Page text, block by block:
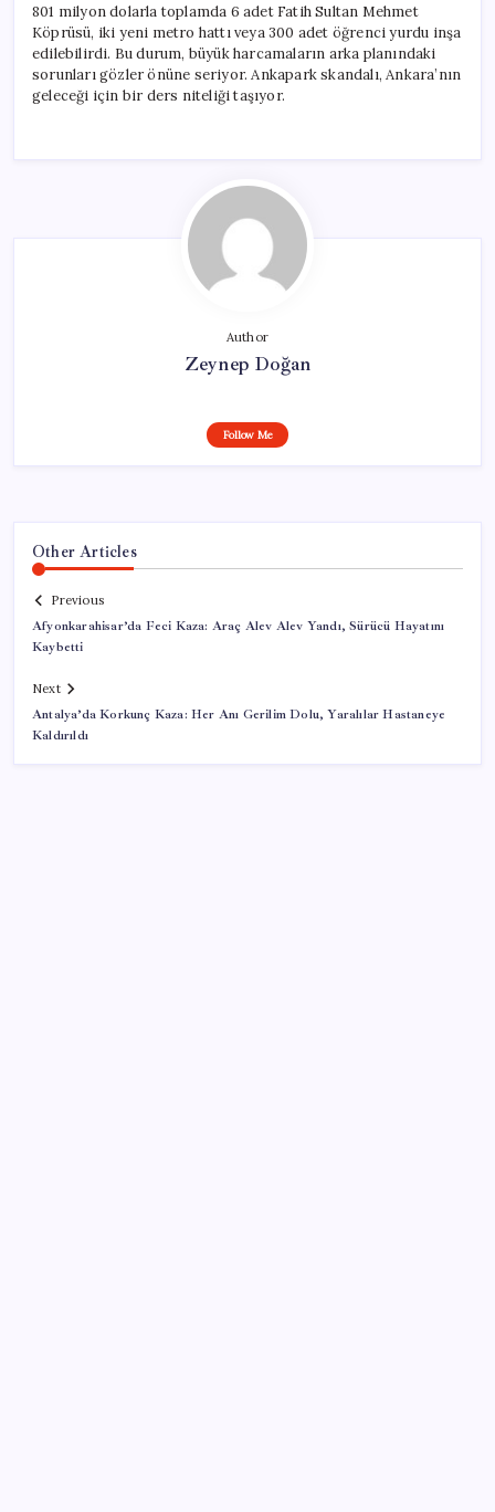
801 milyon dolarla toplamda 6 adet Fatih Sultan Mehmet
Köprüsü, iki yeni metro hattı veya 300 adet öğrenci yurdu inşa
edilebilirdi. Bu durum, büyük harcamaların arka planındaki
sorunları gözler önüne seriyor. Ankapark skandalı, Ankara’nın
geleceği için bir ders niteliği taşıyor.
Author
Zeynep Doğan
Follow Me
Other Articles
Previous
Afyonkarahisar’da Feci Kaza: Araç Alev Alev Yandı, Sürücü Hayatını
Kaybetti
Next
Antalya’da Korkunç Kaza: Her Anı Gerilim Dolu, Yaralılar Hastaneye
Kaldırıldı